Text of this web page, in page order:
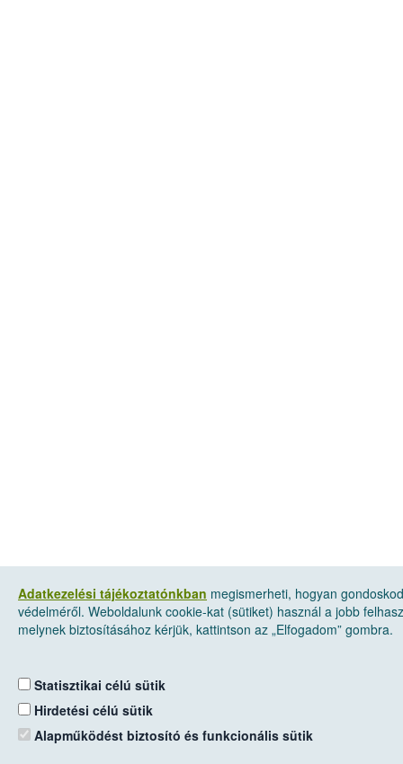
Adatkezelési tájékoztatónkban megismerheti, hogyan
védelméről. Weboldalunk cookie-kat (sütiket) használ a jobb
melynek biztosításához kérjük, kattintson az „Elfogadom” gombra.
Statisztikai célú sütik
Hirdetési célú sütik
Alapműködést biztosító és funkcionális sütik